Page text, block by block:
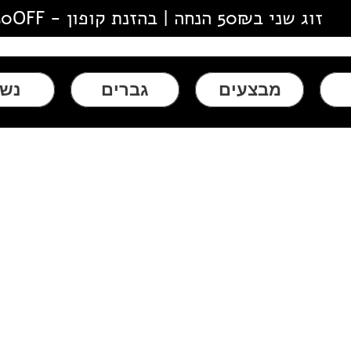
זוג שני ב50₪ הנחה | בהזנת קופון - 50OFF
מבצעים גברים